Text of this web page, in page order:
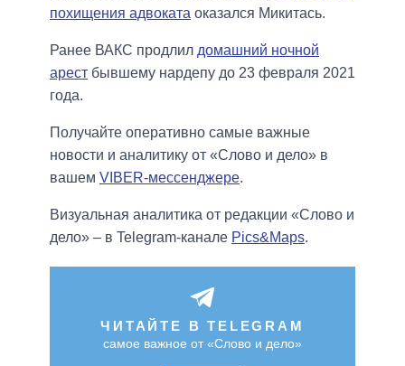
похищения адвоката оказался Микитась.
Ранее ВАКС продлил домашний ночной
арест бывшему нардепу до 23 февраля 2021
года.
Получайте оперативно самые важные
новости и аналитику от «Слово и дело» в
вашем VIBER-мессенджере.
Визуальная аналитика от редакции «Слово и
дело» – в Telegram-канале Pics&Maps.
ЧИТАЙТЕ В TELEGRAM
самое важное от «Слово и дело»